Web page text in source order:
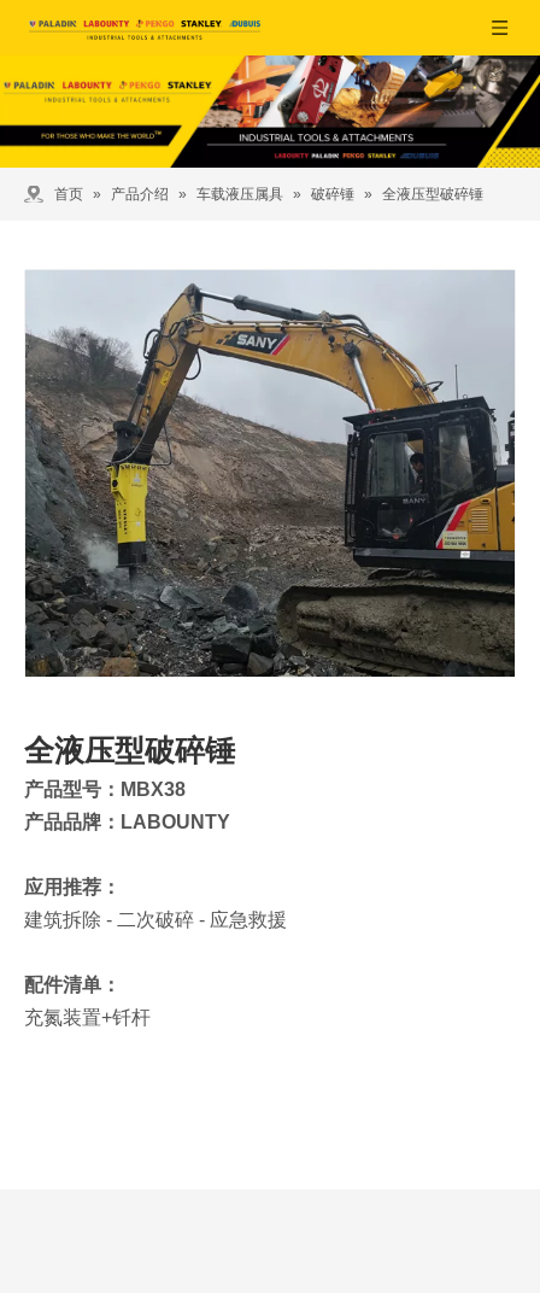
首页 » 产品介绍 » 车载液压属具 » 破碎锤 » 全液压型破碎锤
全液压型破碎锤
产品型号：MBX38
产品品牌：LABOUNTY
应用推荐：
建筑拆除 - 二次破碎 - 应急救援
配件清单：
充氮装置+钎杆